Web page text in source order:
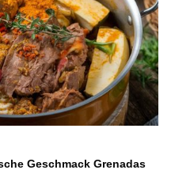
Geschmack Grenadas